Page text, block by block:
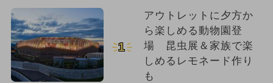
1
アウトレットに夕方か
ら楽しめる動物園登
場 昆虫展＆家族で楽
しめるレモネード作り
も